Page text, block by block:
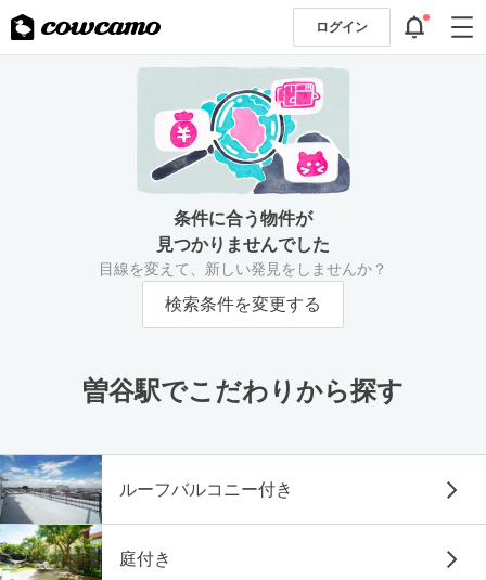
ログイン
条件に合う物件が
見つかりませんでした
目線を変えて、新しい発見をしませんか？
検索条件を変更する
曽谷駅でこだわりから探す
ルーフバルコニー付き
庭付き